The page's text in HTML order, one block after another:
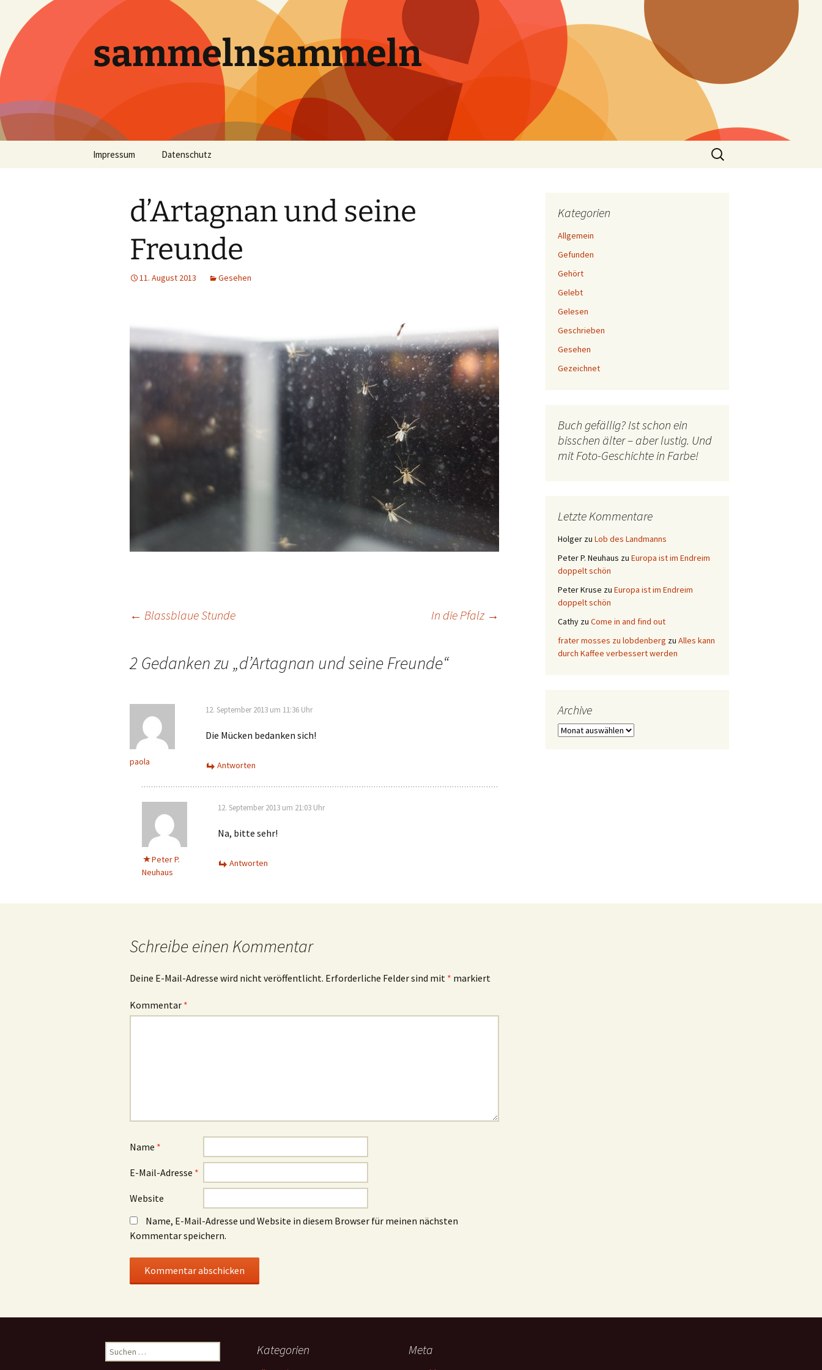
sammelnsammeln
Inhalt
Impressum Datenschutz
Suchen
nach:
d’Artagnan und seine
Freunde
11. August 2013 Gesehen
Navigation
← Blassblaue Stunde In die Pfalz →
2 Gedanken zu „d’Artagnan und seine Freunde“
paola
12. September 2013 um 11:36 Uhr
Die Mücken bedanken sich!
Antworten
Peter P.
Neuhaus
12. September 2013 um 21:03 Uhr
Na, bitte sehr!
Antworten
Schreibe einen Kommentar
Deine E-Mail-Adresse wird nicht veröffentlicht. Erforderliche Felder sind mit * markiert
Kommentar *
Name *
E-Mail-Adresse *
Website
Name, E-Mail-Adresse und Website in diesem Browser für meinen nächsten
Kommentar speichern.
Kategorien
Allgemein
Gefunden
Gehört
Gelebt
Gelesen
Geschrieben
Gesehen
Gezeichnet
Buch gefällig? Ist schon ein
bisschen älter – aber lustig. Und
mit Foto-Geschichte in Farbe!
Letzte Kommentare
Holger zu Lob des Landmanns
Peter P. Neuhaus zu Europa ist im Endreim
doppelt schön
Peter Kruse zu Europa ist im Endreim
doppelt schön
Cathy zu Come in and find out
frater mosses zu lobdenberg zu Alles kann
durch Kaffee verbessert werden
Archive
Archive
Suchen
nach:
Kategorien Meta